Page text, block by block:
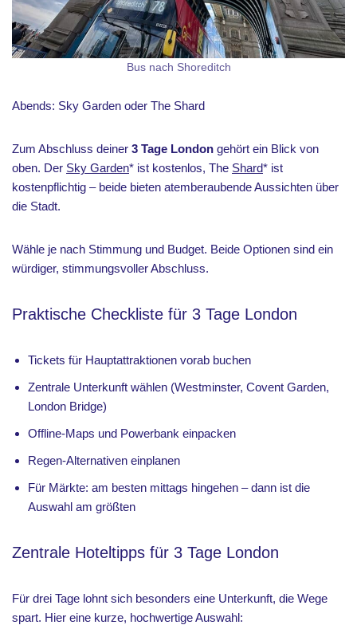
Bus nach Shoreditch
Abends: Sky Garden oder The Shard
Zum Abschluss deiner 3 Tage London gehört ein Blick von
oben. Der Sky Garden* ist kostenlos, The Shard* ist
kostenpflichtig – beide bieten atemberaubende Aussichten über
die Stadt.
Wähle je nach Stimmung und Budget. Beide Optionen sind ein
würdiger, stimmungsvoller Abschluss.
Praktische Checkliste für 3 Tage London
Tickets für Hauptattraktionen vorab buchen
Zentrale Unterkunft wählen (Westminster, Covent Garden,
London Bridge)
Offline-Maps und Powerbank einpacken
Regen-Alternativen einplanen
Für Märkte: am besten mittags hingehen – dann ist die
Auswahl am größten
Zentrale Hoteltipps für 3 Tage London
Für drei Tage lohnt sich besonders eine Unterkunft, die Wege
spart. Hier eine kurze, hochwertige Auswahl: